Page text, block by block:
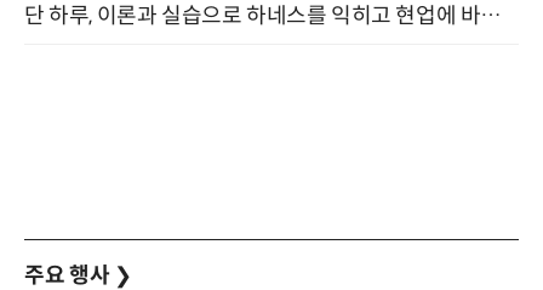
단 하루, 이론과 실습으로 하네스를 익히고 현업에 바로 쓰는 핸즈온 워크숍 (8/20)
주요 행사 ❯